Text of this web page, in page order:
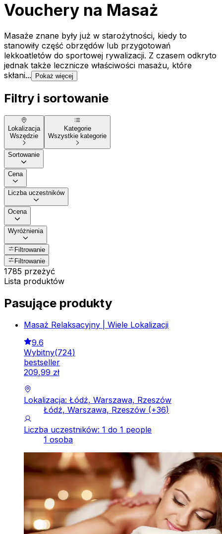
Vouchery na Masaż
Masaże znane były już w starożytności, kiedy to
stanowiły część obrzędów lub przygotowań
lekkoatletów do sportowej rywalizacji. Z czasem odkryto
jednak także lecznicze właściwości masażu, które
skłani...
Pokaż więcej
Filtry i sortowanie
Lokalizacja
Wszędzie
Kategorie
Wszystkie kategorie
Sortowanie
Cena
Liczba uczestników
Ocena
Wyróżnienia
Filtrowanie
Filtrowanie
1785 przeżyć
Lista produktów
Pasujące produkty
Masaż Relaksacyjny | Wiele Lokalizacji
9.6
Wybitny(724)
bestseller
209,99 zł
Lokalizacja: Łódź, Warszawa, Rzeszów
Łódź, Warszawa, Rzeszów (+36)
Liczba uczestników: 1 do 1 people
1 osoba